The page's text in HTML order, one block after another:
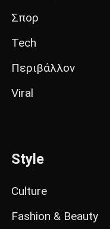
Σπορ
Tech
Περιβάλλον
Viral
Style
Culture
Fashion & Beauty